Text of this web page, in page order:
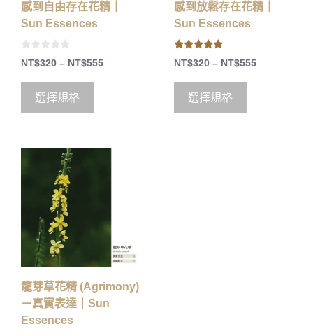
感到自由存在花精｜
Sun Essences
0
o
5
NT$320 – NT$555
選擇規格
感到放鬆存在花精｜
Sun Essences
5.00
out of 5
NT$320 – NT$555
選擇規格
龍芽草花精 (Agrimony)
－真實表達｜Sun
Essences